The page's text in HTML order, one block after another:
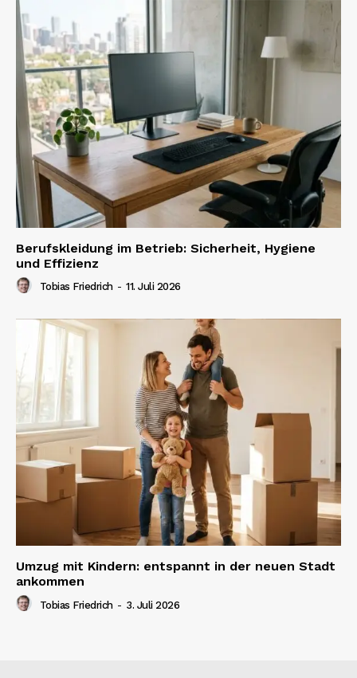
Berufskleidung im Betrieb: Sicherheit, Hygiene
und Effizienz
Tobias Friedrich - 11. Juli 2026
Umzug mit Kindern: entspannt in der neuen Stadt
ankommen
Tobias Friedrich - 3. Juli 2026